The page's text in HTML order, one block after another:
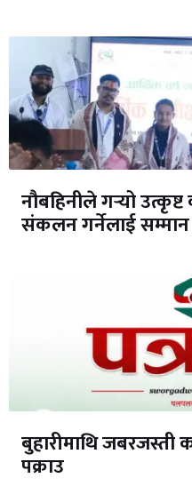
नौबहिनीले गर्‍यो
संकलन गर्नेलाई सम्मान
बुहारीमाथि
पक्राउ